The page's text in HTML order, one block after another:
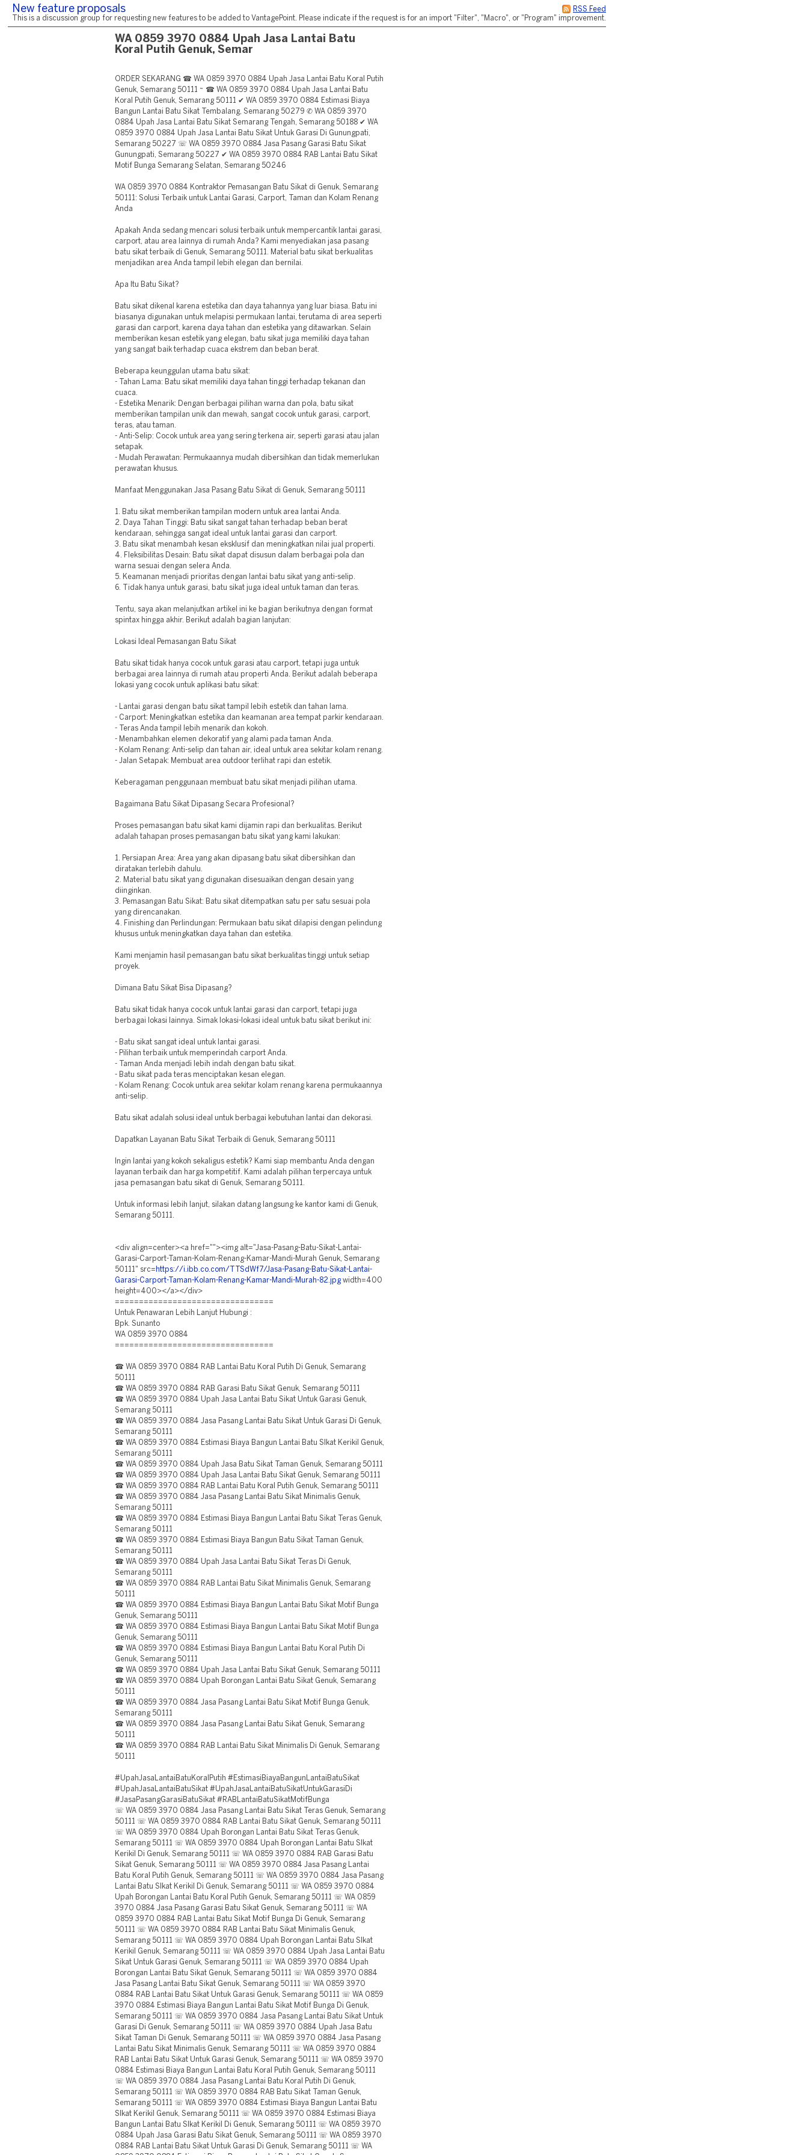
RSS Feed
New feature proposals
This is a discussion group for requesting new features to be added to VantagePoint. Please indicate if the request is for an import "Filter", "Macro", or "Program" improvement.
WA 0859 3970 0884 Upah Jasa Lantai Batu
Koral Putih Genuk, Semar
ORDER SEKARANG ☎ WA 0859 3970 0884 Upah Jasa Lantai Batu Koral Putih
Genuk, Semarang 50111 ~ ☎ WA 0859 3970 0884 Upah Jasa Lantai Batu
Koral Putih Genuk, Semarang 50111 ✔ WA 0859 3970 0884 Estimasi Biaya
Bangun Lantai Batu Sikat Tembalang, Semarang 50279 ✆ WA 0859 3970
0884 Upah Jasa Lantai Batu Sikat Semarang Tengah, Semarang 50188 ✔ WA
0859 3970 0884 Upah Jasa Lantai Batu Sikat Untuk Garasi Di Gunungpati,
Semarang 50227 ☏ WA 0859 3970 0884 Jasa Pasang Garasi Batu Sikat
Gunungpati, Semarang 50227 ✔ WA 0859 3970 0884 RAB Lantai Batu Sikat
Motif Bunga Semarang Selatan, Semarang 50246
WA 0859 3970 0884 Kontraktor Pemasangan Batu Sikat di Genuk, Semarang
50111: Solusi Terbaik untuk Lantai Garasi, Carport, Taman dan Kolam Renang
Anda
Apakah Anda sedang mencari solusi terbaik untuk mempercantik lantai garasi,
carport, atau area lainnya di rumah Anda? Kami menyediakan jasa pasang
batu sikat terbaik di Genuk, Semarang 50111. Material batu sikat berkualitas
menjadikan area Anda tampil lebih elegan dan bernilai.
Apa Itu Batu Sikat?
Batu sikat dikenal karena estetika dan daya tahannya yang luar biasa. Batu ini
biasanya digunakan untuk melapisi permukaan lantai, terutama di area seperti
garasi dan carport, karena daya tahan dan estetika yang ditawarkan. Selain
memberikan kesan estetik yang elegan, batu sikat juga memiliki daya tahan
yang sangat baik terhadap cuaca ekstrem dan beban berat.
Beberapa keunggulan utama batu sikat:
- Tahan Lama: Batu sikat memiliki daya tahan tinggi terhadap tekanan dan
cuaca.
- Estetika Menarik: Dengan berbagai pilihan warna dan pola, batu sikat
memberikan tampilan unik dan mewah, sangat cocok untuk garasi, carport,
teras, atau taman.
- Anti-Selip: Cocok untuk area yang sering terkena air, seperti garasi atau jalan
setapak.
- Mudah Perawatan: Permukaannya mudah dibersihkan dan tidak memerlukan
perawatan khusus.
Manfaat Menggunakan Jasa Pasang Batu Sikat di Genuk, Semarang 50111
1. Batu sikat memberikan tampilan modern untuk area lantai Anda.
2. Daya Tahan Tinggi: Batu sikat sangat tahan terhadap beban berat
kendaraan, sehingga sangat ideal untuk lantai garasi dan carport.
3. Batu sikat menambah kesan eksklusif dan meningkatkan nilai jual properti.
4. Fleksibilitas Desain: Batu sikat dapat disusun dalam berbagai pola dan
warna sesuai dengan selera Anda.
5. Keamanan menjadi prioritas dengan lantai batu sikat yang anti-selip.
6. Tidak hanya untuk garasi, batu sikat juga ideal untuk taman dan teras.
Tentu, saya akan melanjutkan artikel ini ke bagian berikutnya dengan format
spintax hingga akhir. Berikut adalah bagian lanjutan:
Lokasi Ideal Pemasangan Batu Sikat
Batu sikat tidak hanya cocok untuk garasi atau carport, tetapi juga untuk
berbagai area lainnya di rumah atau properti Anda. Berikut adalah beberapa
lokasi yang cocok untuk aplikasi batu sikat:
- Lantai garasi dengan batu sikat tampil lebih estetik dan tahan lama.
- Carport: Meningkatkan estetika dan keamanan area tempat parkir kendaraan.
- Teras Anda tampil lebih menarik dan kokoh.
- Menambahkan elemen dekoratif yang alami pada taman Anda.
- Kolam Renang: Anti-selip dan tahan air, ideal untuk area sekitar kolam renang.
- Jalan Setapak: Membuat area outdoor terlihat rapi dan estetik.
Keberagaman penggunaan membuat batu sikat menjadi pilihan utama.
Bagaimana Batu Sikat Dipasang Secara Profesional?
Proses pemasangan batu sikat kami dijamin rapi dan berkualitas. Berikut
adalah tahapan proses pemasangan batu sikat yang kami lakukan:
1. Persiapan Area: Area yang akan dipasang batu sikat dibersihkan dan
diratakan terlebih dahulu.
2. Material batu sikat yang digunakan disesuaikan dengan desain yang
diinginkan.
3. Pemasangan Batu Sikat: Batu sikat ditempatkan satu per satu sesuai pola
yang direncanakan.
4. Finishing dan Perlindungan: Permukaan batu sikat dilapisi dengan pelindung
khusus untuk meningkatkan daya tahan dan estetika.
Kami menjamin hasil pemasangan batu sikat berkualitas tinggi untuk setiap
proyek.
Dimana Batu Sikat Bisa Dipasang?
Batu sikat tidak hanya cocok untuk lantai garasi dan carport, tetapi juga
berbagai lokasi lainnya. Simak lokasi-lokasi ideal untuk batu sikat berikut ini:
- Batu sikat sangat ideal untuk lantai garasi.
- Pilihan terbaik untuk memperindah carport Anda.
- Taman Anda menjadi lebih indah dengan batu sikat.
- Batu sikat pada teras menciptakan kesan elegan.
- Kolam Renang: Cocok untuk area sekitar kolam renang karena permukaannya
anti-selip.
Batu sikat adalah solusi ideal untuk berbagai kebutuhan lantai dan dekorasi.
Dapatkan Layanan Batu Sikat Terbaik di Genuk, Semarang 50111
Ingin lantai yang kokoh sekaligus estetik? Kami siap membantu Anda dengan
layanan terbaik dan harga kompetitif. Kami adalah pilihan terpercaya untuk
jasa pemasangan batu sikat di Genuk, Semarang 50111.
Untuk informasi lebih lanjut, silakan datang langsung ke kantor kami di Genuk,
Semarang 50111.
<div align=center><a href=""><img alt="Jasa-Pasang-Batu-Sikat-Lantai-
Garasi-Carport-Taman-Kolam-Renang-Kamar-Mandi-Murah Genuk, Semarang
50111" src= https://i.ibb.co.com/TTSdWf7/Jasa-Pasang-Batu-Sikat-Lantai-
Garasi-Carport-Taman-Kolam-Renang-Kamar-Mandi-Murah-82.jpgwidth=400
height=400></a></div>
=================================
Untuk Penawaran Lebih Lanjut Hubungi :
Bpk. Sunanto
WA 0859 3970 0884
=================================
☎ WA 0859 3970 0884 RAB Lantai Batu Koral Putih Di Genuk, Semarang
50111
☎ WA 0859 3970 0884 RAB Garasi Batu Sikat Genuk, Semarang 50111
☎ WA 0859 3970 0884 Upah Jasa Lantai Batu Sikat Untuk Garasi Genuk,
Semarang 50111
☎ WA 0859 3970 0884 Jasa Pasang Lantai Batu Sikat Untuk Garasi Di Genuk,
Semarang 50111
☎ WA 0859 3970 0884 Estimasi Biaya Bangun Lantai Batu SIkat Kerikil Genuk,
Semarang 50111
☎ WA 0859 3970 0884 Upah Jasa Batu Sikat Taman Genuk, Semarang 50111
☎ WA 0859 3970 0884 Upah Jasa Lantai Batu Sikat Genuk, Semarang 50111
☎ WA 0859 3970 0884 RAB Lantai Batu Koral Putih Genuk, Semarang 50111
☎ WA 0859 3970 0884 Jasa Pasang Lantai Batu Sikat Minimalis Genuk,
Semarang 50111
☎ WA 0859 3970 0884 Estimasi Biaya Bangun Lantai Batu Sikat Teras Genuk,
Semarang 50111
☎ WA 0859 3970 0884 Estimasi Biaya Bangun Batu Sikat Taman Genuk,
Semarang 50111
☎ WA 0859 3970 0884 Upah Jasa Lantai Batu Sikat Teras Di Genuk,
Semarang 50111
☎ WA 0859 3970 0884 RAB Lantai Batu Sikat Minimalis Genuk, Semarang
50111
☎ WA 0859 3970 0884 Estimasi Biaya Bangun Lantai Batu Sikat Motif Bunga
Genuk, Semarang 50111
☎ WA 0859 3970 0884 Estimasi Biaya Bangun Lantai Batu Sikat Motif Bunga
Genuk, Semarang 50111
☎ WA 0859 3970 0884 Estimasi Biaya Bangun Lantai Batu Koral Putih Di
Genuk, Semarang 50111
☎ WA 0859 3970 0884 Upah Jasa Lantai Batu Sikat Genuk, Semarang 50111
☎ WA 0859 3970 0884 Upah Borongan Lantai Batu Sikat Genuk, Semarang
50111
☎ WA 0859 3970 0884 Jasa Pasang Lantai Batu Sikat Motif Bunga Genuk,
Semarang 50111
☎ WA 0859 3970 0884 Jasa Pasang Lantai Batu Sikat Genuk, Semarang
50111
☎ WA 0859 3970 0884 RAB Lantai Batu Sikat Minimalis Di Genuk, Semarang
50111
#UpahJasaLantaiBatuKoralPutih #EstimasiBiayaBangunLantaiBatuSikat
#UpahJasaLantaiBatuSikat #UpahJasaLantaiBatuSikatUntukGarasiDi
#JasaPasangGarasiBatuSikat #RABLantaiBatuSikatMotifBunga
☏ WA 0859 3970 0884 Jasa Pasang Lantai Batu Sikat Teras Genuk, Semarang
50111 ☏ WA 0859 3970 0884 RAB Lantai Batu Sikat Genuk, Semarang 50111
☏ WA 0859 3970 0884 Upah Borongan Lantai Batu Sikat Teras Genuk,
Semarang 50111 ☏ WA 0859 3970 0884 Upah Borongan Lantai Batu SIkat
Kerikil Di Genuk, Semarang 50111 ☏ WA 0859 3970 0884 RAB Garasi Batu
Sikat Genuk, Semarang 50111 ☏ WA 0859 3970 0884 Jasa Pasang Lantai
Batu Koral Putih Genuk, Semarang 50111 ☏ WA 0859 3970 0884 Jasa Pasang
Lantai Batu SIkat Kerikil Di Genuk, Semarang 50111 ☏ WA 0859 3970 0884
Upah Borongan Lantai Batu Koral Putih Genuk, Semarang 50111 ☏ WA 0859
3970 0884 Jasa Pasang Garasi Batu Sikat Genuk, Semarang 50111 ☏ WA
0859 3970 0884 RAB Lantai Batu Sikat Motif Bunga Di Genuk, Semarang
50111 ☏ WA 0859 3970 0884 RAB Lantai Batu Sikat Minimalis Genuk,
Semarang 50111 ☏ WA 0859 3970 0884 Upah Borongan Lantai Batu SIkat
Kerikil Genuk, Semarang 50111 ☏ WA 0859 3970 0884 Upah Jasa Lantai Batu
Sikat Untuk Garasi Genuk, Semarang 50111 ☏ WA 0859 3970 0884 Upah
Borongan Lantai Batu Sikat Genuk, Semarang 50111 ☏ WA 0859 3970 0884
Jasa Pasang Lantai Batu Sikat Genuk, Semarang 50111 ☏ WA 0859 3970
0884 RAB Lantai Batu Sikat Untuk Garasi Genuk, Semarang 50111 ☏ WA 0859
3970 0884 Estimasi Biaya Bangun Lantai Batu Sikat Motif Bunga Di Genuk,
Semarang 50111 ☏ WA 0859 3970 0884 Jasa Pasang Lantai Batu Sikat Untuk
Garasi Di Genuk, Semarang 50111 ☏ WA 0859 3970 0884 Upah Jasa Batu
Sikat Taman Di Genuk, Semarang 50111 ☏ WA 0859 3970 0884 Jasa Pasang
Lantai Batu Sikat Minimalis Genuk, Semarang 50111 ☏ WA 0859 3970 0884
RAB Lantai Batu Sikat Untuk Garasi Genuk, Semarang 50111 ☏ WA 0859 3970
0884 Estimasi Biaya Bangun Lantai Batu Koral Putih Genuk, Semarang 50111
☏ WA 0859 3970 0884 Jasa Pasang Lantai Batu Koral Putih Di Genuk,
Semarang 50111 ☏ WA 0859 3970 0884 RAB Batu Sikat Taman Genuk,
Semarang 50111 ☏ WA 0859 3970 0884 Estimasi Biaya Bangun Lantai Batu
SIkat Kerikil Genuk, Semarang 50111 ☏ WA 0859 3970 0884 Estimasi Biaya
Bangun Lantai Batu SIkat Kerikil Di Genuk, Semarang 50111 ☏ WA 0859 3970
0884 Upah Jasa Garasi Batu Sikat Genuk, Semarang 50111 ☏ WA 0859 3970
0884 RAB Lantai Batu Sikat Untuk Garasi Di Genuk, Semarang 50111 ☏ WA